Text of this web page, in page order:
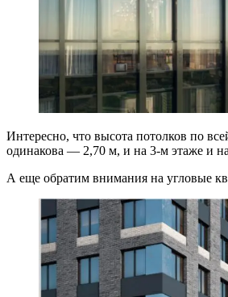
Интересно, что высота потолков по
одинакова — 2,70 м, и на 3-м этаже и
А еще обратим внимания на угловые